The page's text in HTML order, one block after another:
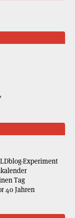
Experiment
Tag
40 Jahren